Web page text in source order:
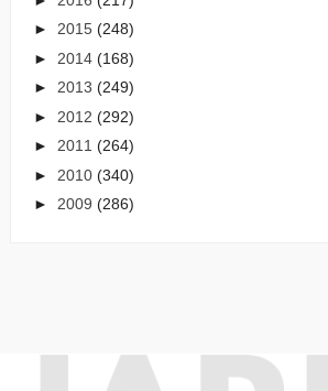
► 2015 (248)
► 2014 (168)
► 2013 (249)
► 2012 (292)
► 2011 (264)
► 2010 (340)
► 2009 (286)